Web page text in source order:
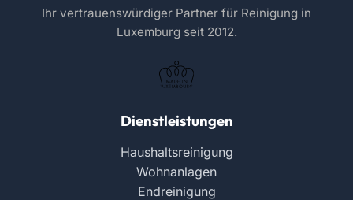
Ihr vertrauenswürdiger Partner für Reinigung in
Luxemburg seit 2012.
Dienstleistungen
Haushaltsreinigung
Wohnanlagen
Endreinigung